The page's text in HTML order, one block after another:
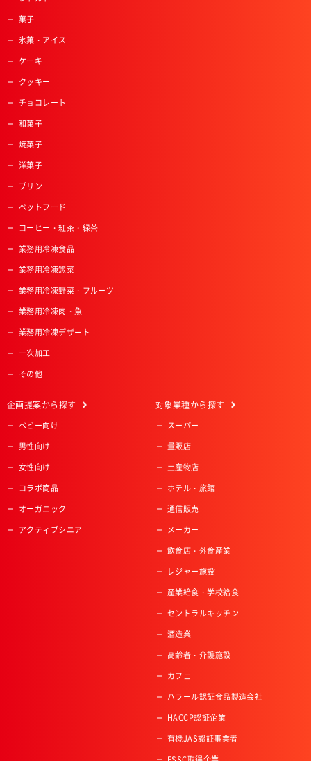
菓子
氷菓・アイス
ケーキ
クッキー
チョコレート
和菓子
焼菓子
洋菓子
プリン
ペットフード
コーヒー・紅茶・緑茶
業務用冷凍食品
業務用冷凍惣菜
業務用冷凍野菜・フルーツ
業務用冷凍肉・魚
業務用冷凍デザート
一次加工
その他
企画提案から探す
ベビー向け
男性向け
女性向け
コラボ商品
オーガニック
アクティブシニア
対象業種から探す
スーパー
量販店
土産物店
ホテル・旅館
通信販売
メーカー
飲食店・外食産業
レジャー施設
産業給食・学校給食
セントラルキッチン
酒造業
高齢者・介護施設
カフェ
ハラール認証食品製造会社
HACCP認証企業
有機JAS認証事業者